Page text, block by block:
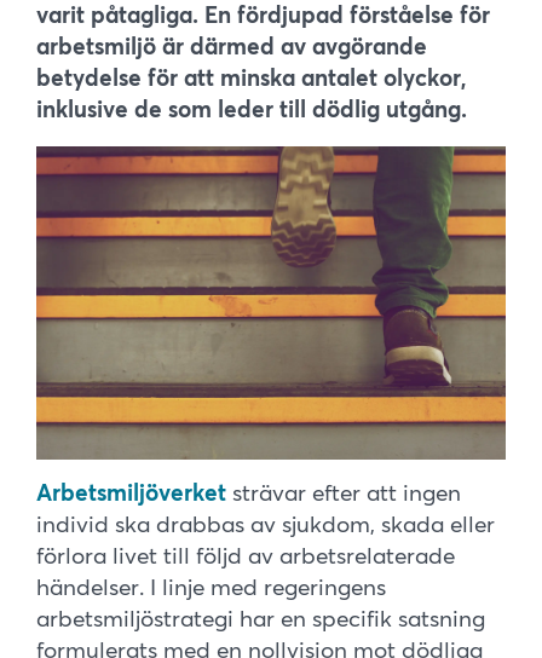
varit påtagliga. En fördjupad förståelse för
arbetsmiljö är därmed av avgörande
betydelse för att minska antalet olyckor,
inklusive de som leder till dödlig utgång.
Arbetsmiljöverket strävar efter att ingen
individ ska drabbas av sjukdom, skada eller
förlora livet till följd av arbetsrelaterade
händelser. I linje med regeringens
arbetsmiljöstrategi har en specifik satsning
formulerats med en nollvision mot dödliga